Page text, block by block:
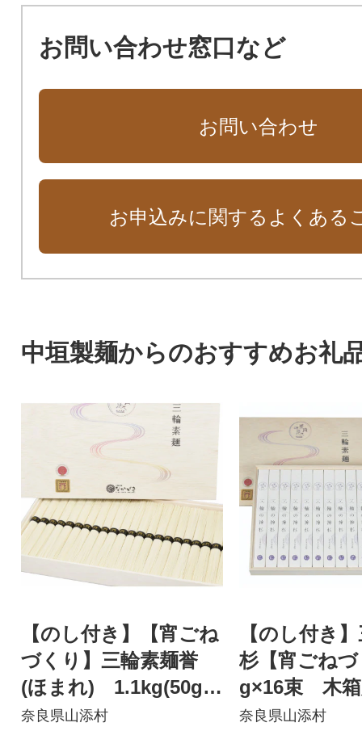
お問い合わせ窓口など
お問い合わせ
お申込みに関するよくある
中垣製麺からのおすすめお礼
【のし付き】【宵ごね
づくり】三輪素麺誉
(ほまれ) 1.1kg(50g×
22束) 木箱入り
奈良県山添村
【のし付き
杉【宵ごね
g×16束 木
奈良県山添村